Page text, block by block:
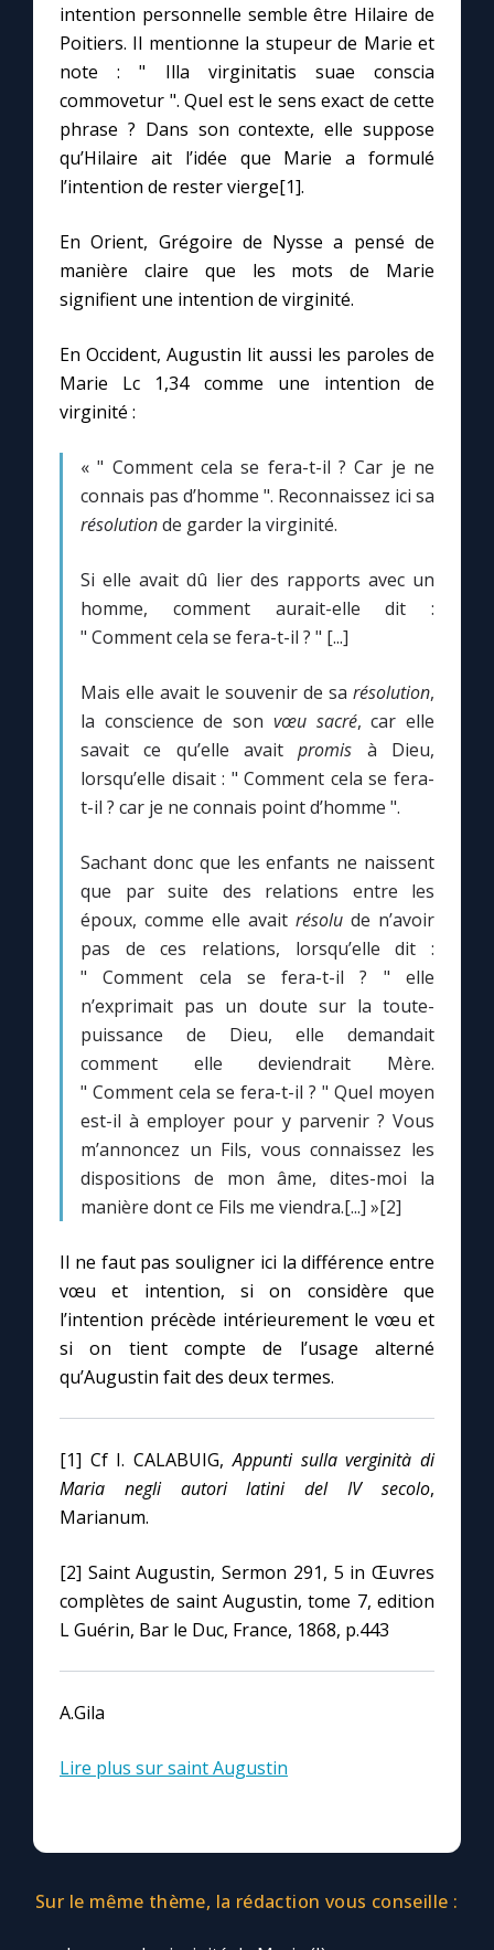
Marie qui défait les nœuds
Me consacrer à Jésus par Marie
Mes intentions de prière
Une neuvaine
À la une
1000 Raisons de Croire
Chapelet pour le monde
Contact
Faire un don
intention personnelle semble être Hilaire de
Poitiers. Il mentionne la stupeur de Marie et
note : " Illa virginitatis suae conscia
commovetur ". Quel est le sens exact de cette
phrase ? Dans son contexte, elle suppose
qu’Hilaire ait l’idée que Marie a formulé
l’intention de rester vierge[1].
En Orient, Grégoire de Nysse a pensé de
manière claire que les mots de Marie
signifient une intention de virginité.
En Occident, Augustin lit aussi les paroles de
Marie Lc 1,34 comme une intention de
virginité :
« " Comment cela se fera-t-il ? Car je ne
connais pas d’homme ". Reconnaissez ici sa
résolutionde garder la virginité.
Si elle avait dû lier des rapports avec un
homme, comment aurait-elle dit :
" Comment cela se fera-t-il ? " [...]
Mais elle avait le souvenir de sa résolution,
la conscience de son vœu sacré, car elle
savait ce qu’elle avaitpromis à Dieu,
lorsqu’elle disait : " Comment cela se fera-
t-il ? car je ne connais point d’homme ".
Sachant donc que les enfants ne naissent
que par suite des relations entre les
époux, comme elle avait résolu de n’avoir
pas de ces relations, lorsqu’elle dit :
" Comment cela se fera-t-il ? " elle
n’exprimait pas un doute sur la toute-
puissance de Dieu, elle demandait
comment elle deviendrait Mère.
" Comment cela se fera-t-il ? " Quel moyen
est-il à employer pour y parvenir ? Vous
m’annoncez un Fils, vous connaissez les
dispositions de mon âme, dites-moi la
manière dont ce Fils me viendra.[...] »[2]
Il ne faut pas souligner ici la différence entre
vœu et intention, si on considère que
l’intention précède intérieurement le vœu et
si on tient compte de l’usage alterné
qu’Augustin fait des deux termes.
[1] Cf I. CALABUIG,Appunti sulla verginità di
Maria negli autori latini del IV secolo,
Marianum.
[2] Saint Augustin, Sermon 291, 5 in Œuvres
complètes de saint Augustin, tome 7, edition
L Guérin, Bar le Duc, France, 1868, p.443
A.Gila
Lire plus sur saint Augustin
Sur le même thème, la rédaction vous conseille :